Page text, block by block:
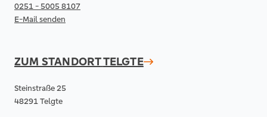
0251 - 5005 8107
E-Mail senden
ZUM STANDORTTELGTE
Steinstraße 25
48291 Telgte